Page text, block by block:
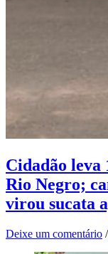
Cidadão leva
Rio Negro;
virou sucata
Deixe um comentário /